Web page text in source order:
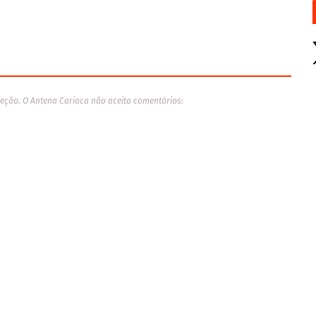
O Antena Carioca não aceita comentários: